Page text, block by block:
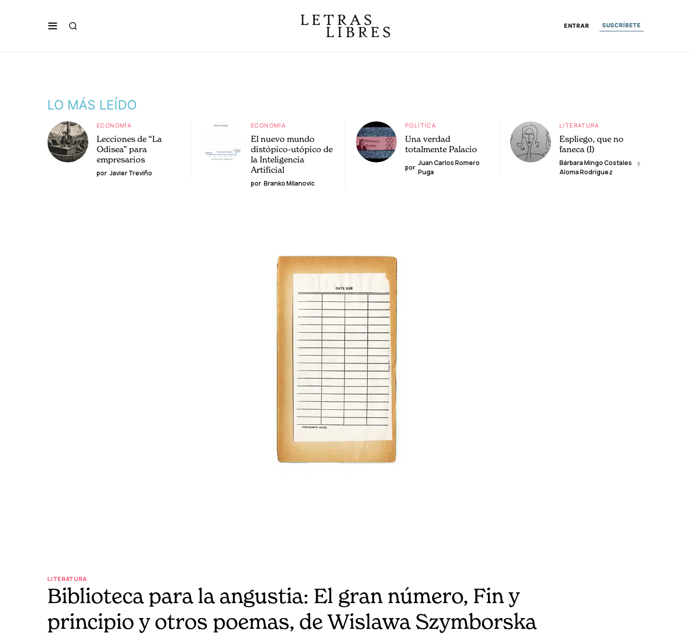
ENTRAR SUSCRÍBETE
LO MÁS LEÍDO
ECONOMÍA
Lecciones de “La
Odisea” para
empresarios
por Javier Treviño
ECONOMÍA
El nuevo mundo
distópico-utópico de
la Inteligencia
Artificial
por Branko Milanovic
POLÍTICA
Una verdad
totalmente Palacio
por
Juan Carlos Romero
Puga
LITERATURA
Espliego, que no
faneca (I)
Bárbara Mingo Costales
y
Aloma Rodríguez
LITERATURA
Biblioteca para la angustia: El gran número, Fin y
principio y otros poemas, de Wislawa Szymborska